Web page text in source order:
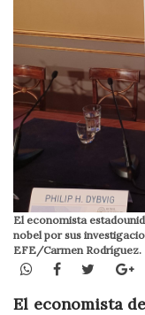
El economista
nobel por sus
EFE/Carmen Rodríguez.
WhatsApp
Facebook
Twitter
El economista